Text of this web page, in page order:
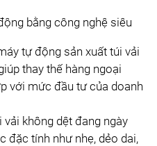
bằng công nghệ siêu
tự động sản xuất túi vải
thay thế hàng ngoại
với mức đầu tư của doanh
vải không dệt đang ngày
đặc tính như nhẹ, dẻo dai,